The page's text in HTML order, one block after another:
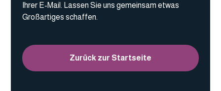
Ihrer E-Mail. Lassen Sie uns gemeinsam etwas
Großartiges schaffen.
Zurück zur Startseite